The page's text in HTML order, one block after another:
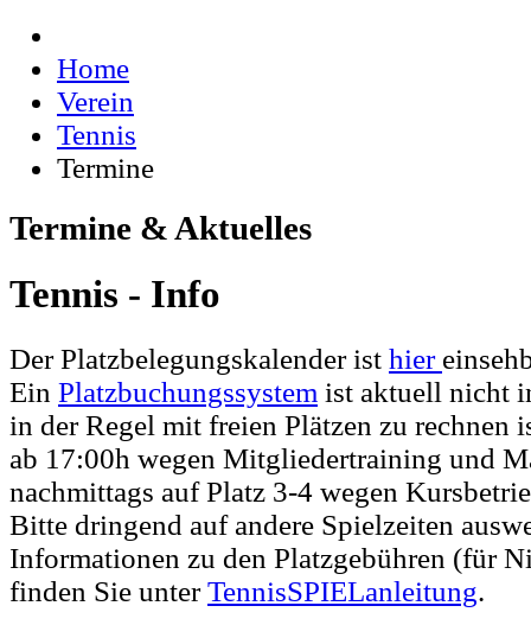
Home
Verein
Tennis
Termine
Termine & Aktuelles
Tennis - Info
Der Platzbelegungskalender ist hier
Ein Platzbuchungssystem ist aktuell nicht
in der Regel mit freien Plätzen zu rechnen
ab 17:00h wegen Mitgliedertraining und
nachmittags auf Platz 3-4 wegen
Bitte dringend auf andere Spielzeiten
Informationen zu den Platzgebühren (für
finden Sie unterTennisSPIELanleitung.